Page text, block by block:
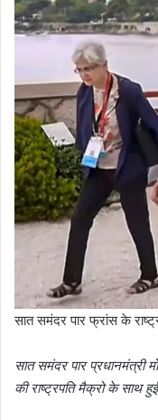
सात समंदर पार फ्रांस के
सात समंदर पार प्रधानमंत्री
की राष्ट्रपति मैक्रो के साथ